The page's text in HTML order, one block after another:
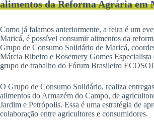
alimentos da Reforma Agrária em
Como já falamos anteriormente, a feira é um
Maricá, é possível consumir alimentos da
Grupo de Consumo Solidário de Maricá,
Márcia Ribeiro e Rosemery Gomes Especialista
grupo de trabalho do Fórum Brasileiro
O Grupo de Consumo Solidário, realiza
alimentos do Armazém do Campo, de
Jardim e Petrópolis. Essa é uma estratégia de
colaboração entre agricultores e consumidores.